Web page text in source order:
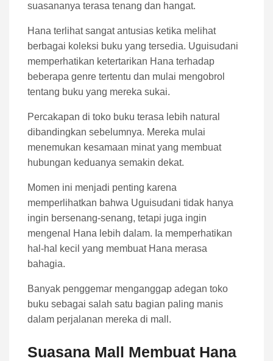
suasananya terasa tenang dan hangat.
Hana terlihat sangat antusias ketika melihat
berbagai koleksi buku yang tersedia. Uguisudani
memperhatikan ketertarikan Hana terhadap
beberapa genre tertentu dan mulai mengobrol
tentang buku yang mereka sukai.
Percakapan di toko buku terasa lebih natural
dibandingkan sebelumnya. Mereka mulai
menemukan kesamaan minat yang membuat
hubungan keduanya semakin dekat.
Momen ini menjadi penting karena
memperlihatkan bahwa Uguisudani tidak hanya
ingin bersenang-senang, tetapi juga ingin
mengenal Hana lebih dalam. Ia memperhatikan
hal-hal kecil yang membuat Hana merasa
bahagia.
Banyak penggemar menganggap adegan toko
buku sebagai salah satu bagian paling manis
dalam perjalanan mereka di mall.
Suasana Mall Membuat Hana